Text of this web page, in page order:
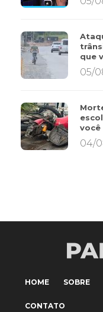
que
05/
você
04/
HOME SOBRE
CONTATO